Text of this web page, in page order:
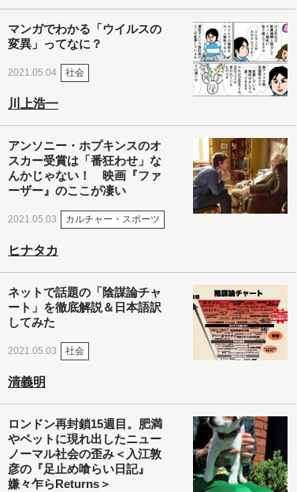
マンガでわかる「ウイルスの
変異」ってなに？
2021.05.04 社会
川上浩一
アンソニー・ホプキンスのオ
スカー受賞は「番狂わせ」な
んかじゃない！ 映画『ファ
ーザー』のここが凄い
2021.05.03 カルチャー・スポーツ
ヒナタカ
ネットで話題の「陰謀論チャ
ート」を徹底解説＆日本語訳
してみた
2021.05.03 社会
清義明
ロンドン再封鎖15週目。肥満
やペットに現れ出したニュー
ノーマル社会の歪み＜入江敦
彦の『足止め喰らい日記』
嫌々乍らReturns＞